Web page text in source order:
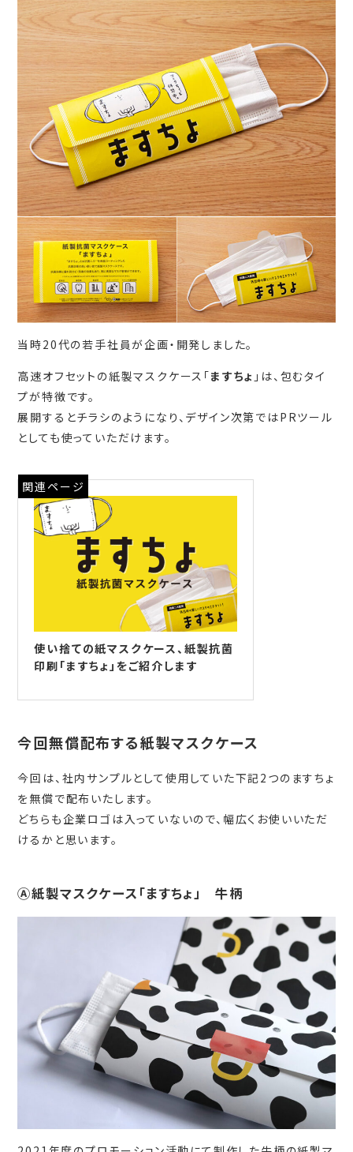
当時20代の若手社員が企画・開発しました。
高速オフセットの紙製マスクケース「ますちょ 」は、包むタイ
プが特徴です。
展開するとチラシのようになり、デザイン次第ではPRツール
としても使っていただけます。
関連ページ
使い捨ての紙マスクケース、紙製抗菌
印刷「ますちょ」をご紹介します
今回無償配布する紙製マスクケース
今回は、社内サンプルとして使用していた下記2つのますちょ
を無償で配布いたします。
どちらも企業ロゴは入っていないので、幅広くお使いいただ
けるかと思います。
Ⓐ紙製マスクケース「ますちょ」 牛柄